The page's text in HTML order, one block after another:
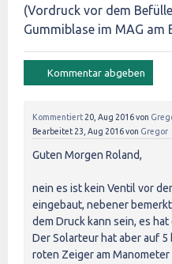
(Vordruck vor dem
Gummiblase im MAG am
Kommentiert 20, Aug 2016von
Bearbeitet 23, Aug 2016von Gregor
Guten Morgen Roland,
nein es ist kein Ventil vor
eingebaut, nebener
dem Druck kann sein, es
Der Solarteur hat aber auf
roten Zeiger am